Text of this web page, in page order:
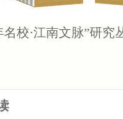
名校·江南文脉”研究